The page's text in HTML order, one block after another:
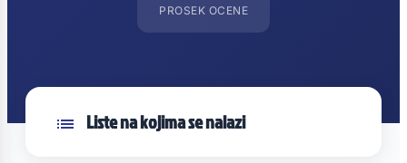
PROSEK OCENE
Liste na kojima se nalazi